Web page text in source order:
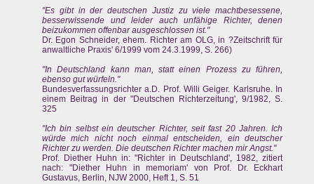
"Es gibt in der deutschen Justiz zu viele machtbesessene,
besserwissende und leider auch unfähige Richter, denen
beizukommen offenbar ausgeschlossen ist."
Dr. Egon Schneider, ehem. Richter am OLG, in ?Zeitschrift für
anwaltliche Praxis' 6/1999 vom 24.3.1999, S. 266)
"In Deutschland kann man, statt einen Prozess zu führen,
ebenso gut würfeln."
Bundesverfassungsrichter a.D. Prof. Willi Geiger. Karlsruhe. In
einem Beitrag in der "Deutschen Richterzeitung', 9/1982, S.
325
"Ich bin selbst ein deutscher Richter, seit fast 20 Jahren. Ich
würde mich nicht noch einmal entscheiden, ein deutscher
Richter zu werden. Die deutschen Richter machen mir Angst."
Prof. Diether Huhn in: "Richter in Deutschland', 1982, zitiert
nach: "Diether Huhn in memoriam' von Prof. Dr. Eckhart
Gustavus, Berlin, NJW 2000, Heft 1, S. 51